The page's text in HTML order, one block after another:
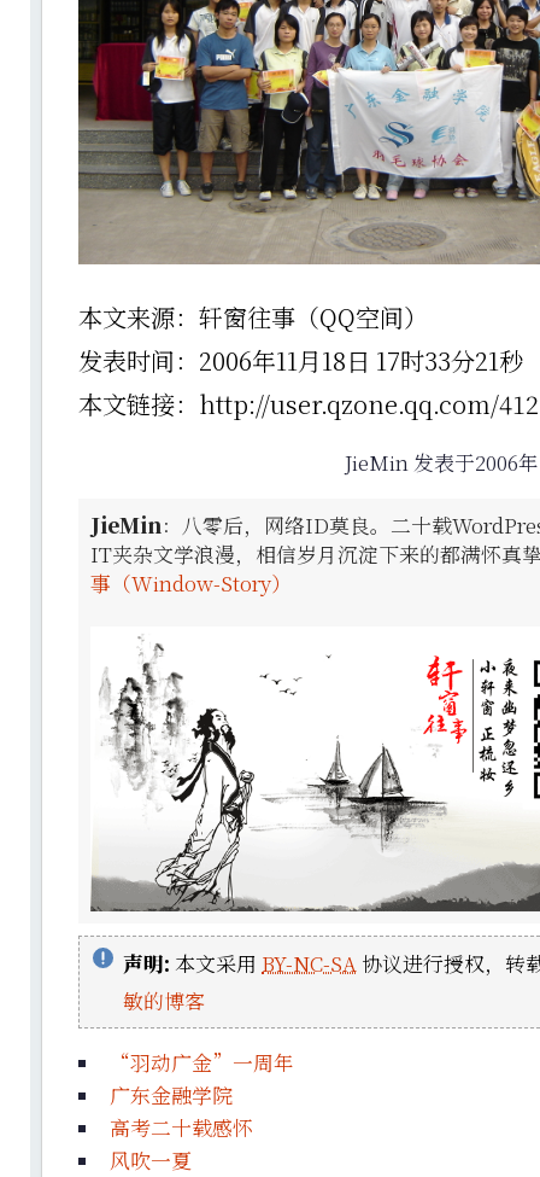
本文来源：轩窗往事（QQ空间）
发表时间：2006年11月18日 17时33分21秒
本文链接：http://user.qzone.qq.com/
JieMin 发表于2006
JieMin：八零后，网络ID莫良。二十载
IT夹杂文学浪漫，相信岁月沉淀下来的都满怀真
事（Window-Story）
声明: 本文采用 BY-NC-SA 协议进行授权，转
敏的博客
“羽动广金”一周年
广东金融学院
高考二十载感怀
风吹一夏